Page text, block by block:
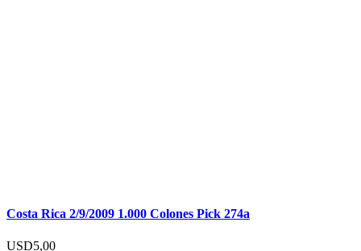
Costa Rica 2/9/2009 1.000 Colones Pick 274a
USD5,00